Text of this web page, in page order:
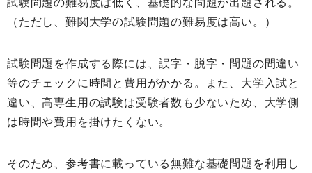
試験問題の難易度は低く、基礎的な問題が出題される。
（ただし、難関大学の試験問題の難易度は高い。）
試験問題を作成する際には、誤字・脱字・問題の間違い
等のチェックに時間と費用がかかる。また、大学入試と
違い、高専生用の試験は受験者数も少ないため、大学側
は時間や費用を掛けたくない。
そのため、参考書に載っている無難な基礎問題を利用し